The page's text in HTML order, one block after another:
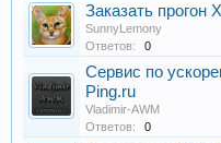
Заказать прогон
SunnyLemony
Ответов:
0
Cервис по
Ping.ru
Vladimir-AWM
Ответов:
0